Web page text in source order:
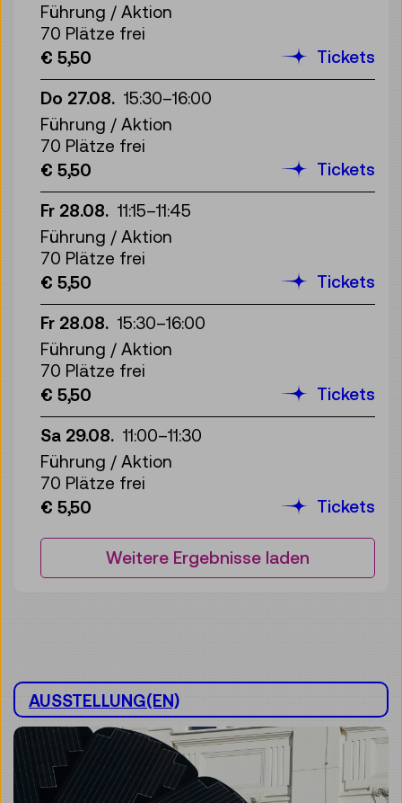
Führung / Aktion
70 Plätze frei
€ 5,50
Tickets
Do 27.08. 15:30–16:00
Führung / Aktion
70 Plätze frei
€ 5,50
Tickets
Fr 28.08. 11:15–11:45
Führung / Aktion
70 Plätze frei
€ 5,50
Tickets
Fr 28.08. 15:30–16:00
Führung / Aktion
70 Plätze frei
€ 5,50
Tickets
Sa 29.08. 11:00–11:30
Führung / Aktion
70 Plätze frei
€ 5,50
Tickets
Weitere Ergebnisse laden
AUSSTELLUNG(EN)